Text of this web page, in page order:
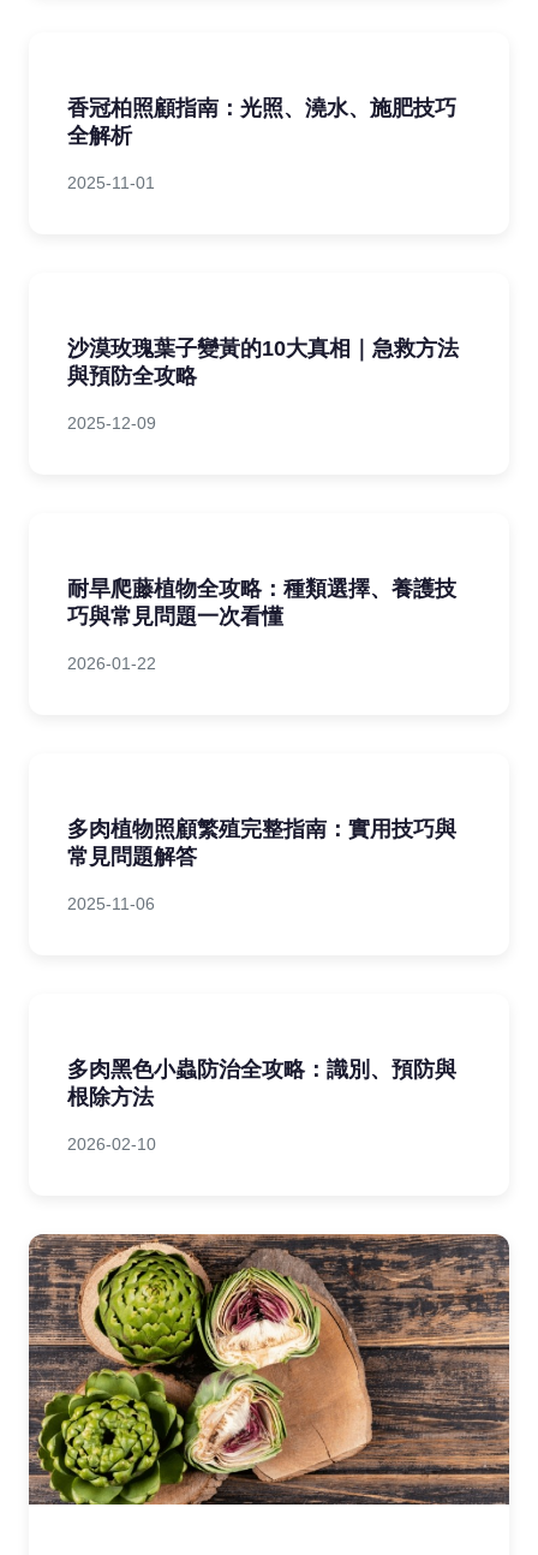
香冠柏照顧指南：光照、澆水、施肥技巧
全解析
2025-11-01
沙漠玫瑰葉子變黃的10大真相｜急救方法
與預防全攻略
2025-12-09
耐旱爬藤植物全攻略：種類選擇、養護技
巧與常見問題一次看懂
2026-01-22
多肉植物照顧繁殖完整指南：實用技巧與
常見問題解答
2025-11-06
多肉黑色小蟲防治全攻略：識別、預防與
根除方法
2026-02-10